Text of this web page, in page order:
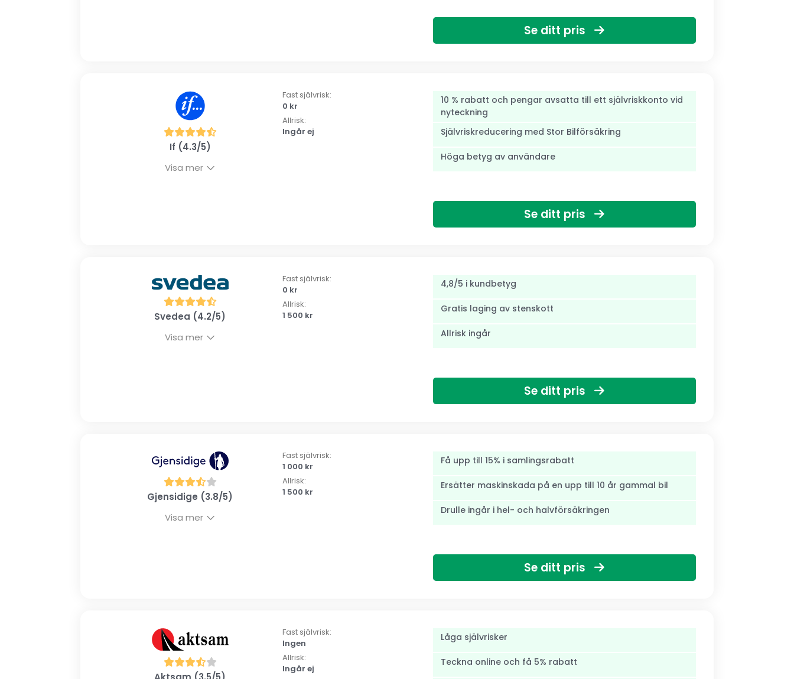
Se ditt pris
If (4.3/5)
Visa mer
Fast självrisk:
0 kr
Allrisk:
Ingår ej
10 % rabatt och pengar avsatta till ett självriskkonto vid
nyteckning
Självriskreducering med Stor Bilförsäkring
Höga betyg av användare
Se ditt pris
Svedea (4.2/5)
Visa mer
Fast självrisk:
0 kr
Allrisk:
1 500 kr
4,8/5 i kundbetyg
Gratis laging av stenskott
Allrisk ingår
Se ditt pris
Gjensidige (3.8/5)
Visa mer
Fast självrisk:
1 000 kr
Allrisk:
1 500 kr
Få upp till 15% i samlingsrabatt
Ersätter maskinskada på en upp till 10 år gammal bil
Drulle ingår i hel- och halvförsäkringen
Se ditt pris
Fast självrisk:
Ingen
Allrisk:
Ingår ej
Låga självrisker
Teckna online och få 5% rabatt